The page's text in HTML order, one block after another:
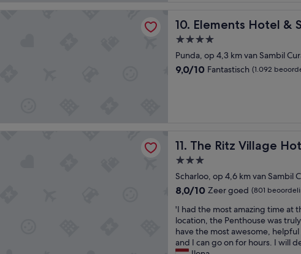
r
d
g
e
e
t
h
e
i
f
,
v
g
p
g
o
o
r
p
e
r
s
o
n
e
i
m
p
r
o
.
m
g
e
n
o
o
s
v
e
b
l
i
j
10. Elements Hotel &
Elements Hotel & Shops
4.0-
sterrenaccommodatie
Punda, op 4,3 km van Sambil
9.0
9,0/10 Fantastisch (1.092
11. The Ritz Village
The Ritz Village Hotel
3.0-
sterrenaccommodatie
Scharloo, op 4,6 km van Sambil
8.0
10,
Zeer
goed,
(801
8,0/10 Zeer goed (801
'
I
h
a
'I had the most amazing time at
location, the Penthouse was
have the most awesome,
and I can go on for hours. I will